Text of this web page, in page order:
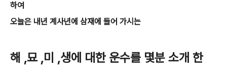
하여
오늘은 내년 계사년에 삼재에 들어 가시는
해 ,묘 ,미 ,생에 대한 운수를 몇분 소개 한